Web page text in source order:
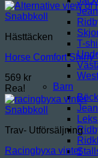
T-
Barn
Snabbkoll
Hästtäcken
Horse Comfort Shiny
569 kr
Rea!
Snabbkoll
Trav- Utförsäljning
Racingbyxa vinter